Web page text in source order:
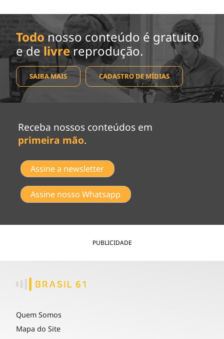
Todo nosso conteúdo é gratuito
e de livrereprodução.
SAIBA MAIS CADASTRO DE MÍDIAS
Receba nossos conteúdos em
primeira mão.
Assine a newsletter
Assine nosso Whatsapp
PUBLICIDADE
Quem Somos
Mapa do Site